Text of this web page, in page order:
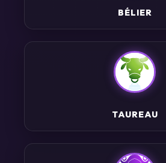
BÉLIER
TAUREAU